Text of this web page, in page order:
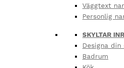
Väggtext
Personlig
SKYLTAR
Designa din
Badrum